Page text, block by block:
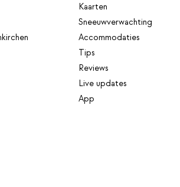
Kaarten
Sneeuwverwachting
Accommodaties
Tips
Reviews
Live updates
App